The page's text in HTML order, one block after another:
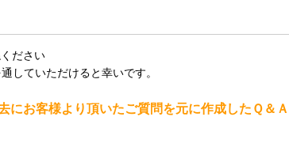
ださい
していただけると幸いです。
にお客様より頂いたご質問を元に作成したＱ＆